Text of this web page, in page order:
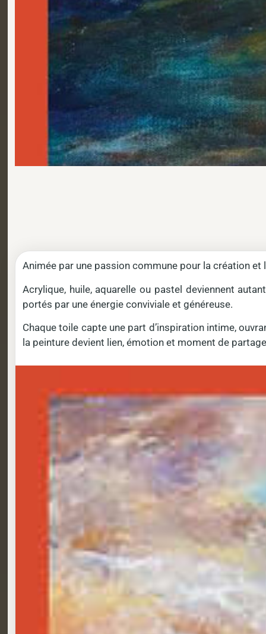
Animée par une passion commune pour la création
Acrylique, huile, aquarelle ou pastel deviennent
portés par une énergie conviviale et généreuse.
Chaque toile capte une part d’inspiration intime,
la peinture devient lien, émotion et moment de